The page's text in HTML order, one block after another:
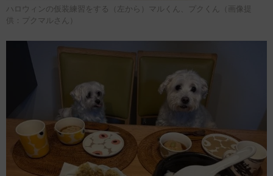
ハロウィンの仮装練習をする（左から）マルくん、プクくん（画像提
供：プクマルさん）